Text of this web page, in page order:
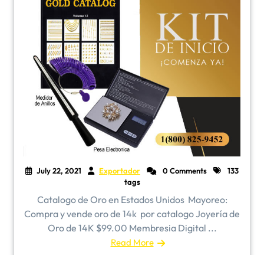
July 22, 2021 Exportador 0 Comments
133
tags
Catalogo de Oro en Estados Unidos ​Mayoreo:
Compra y vende oro de 14k por catalogo Joyería de
Oro de 14K $99.00 Membresia Digital ...
Read More